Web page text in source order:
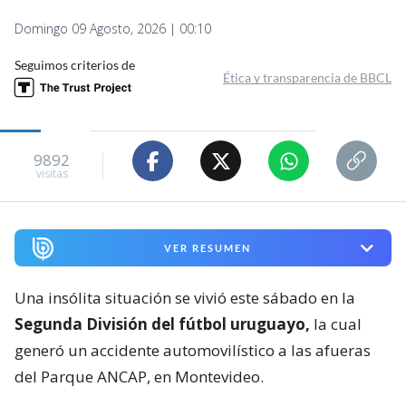
Domingo 09 Agosto, 2026 | 00:10
Seguimos criterios de
Ética y transparencia de BBCL
9892
visitas
VER RESUMEN
Una insólita situación se vivió este sábado en la
Segunda División del fútbol uruguayo, la cual
generó un accidente automovilístico a las afueras
del Parque ANCAP, en Montevideo.